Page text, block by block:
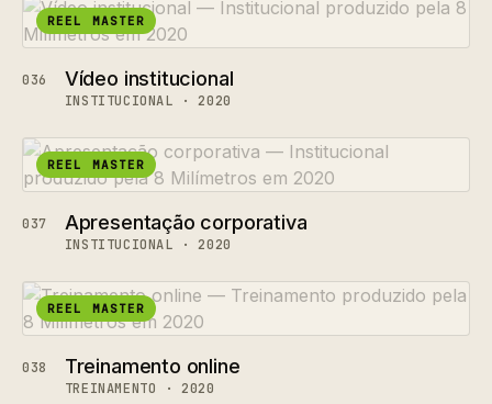
REEL MASTER
036 Vídeo institucional
INSTITUCIONAL · 2020
REEL MASTER
037 Apresentação corporativa
INSTITUCIONAL · 2020
REEL MASTER
038 Treinamento online
TREINAMENTO · 2020